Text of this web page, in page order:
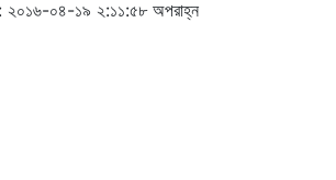
২০১৬-০৪-১৯ ২:১১:৫৮ অপরাহ্ন